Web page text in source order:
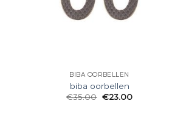
BIBA OORBELLEN
biba oorbellen
€35.00 €23.00